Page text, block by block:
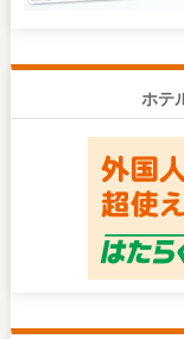
ホテ